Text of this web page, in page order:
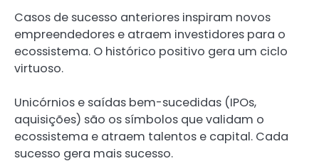
Casos de sucesso anteriores inspiram novos
empreendedores e atraem investidores para o
ecossistema. O histórico positivo gera um ciclo
virtuoso.
Unicórnios e saídas bem-sucedidas (IPOs,
aquisições) são os símbolos que validam o
ecossistema e atraem talentos e capital. Cada
sucesso gera mais sucesso.